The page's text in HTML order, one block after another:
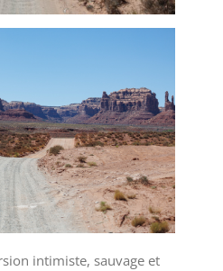
intimiste, sauvage et